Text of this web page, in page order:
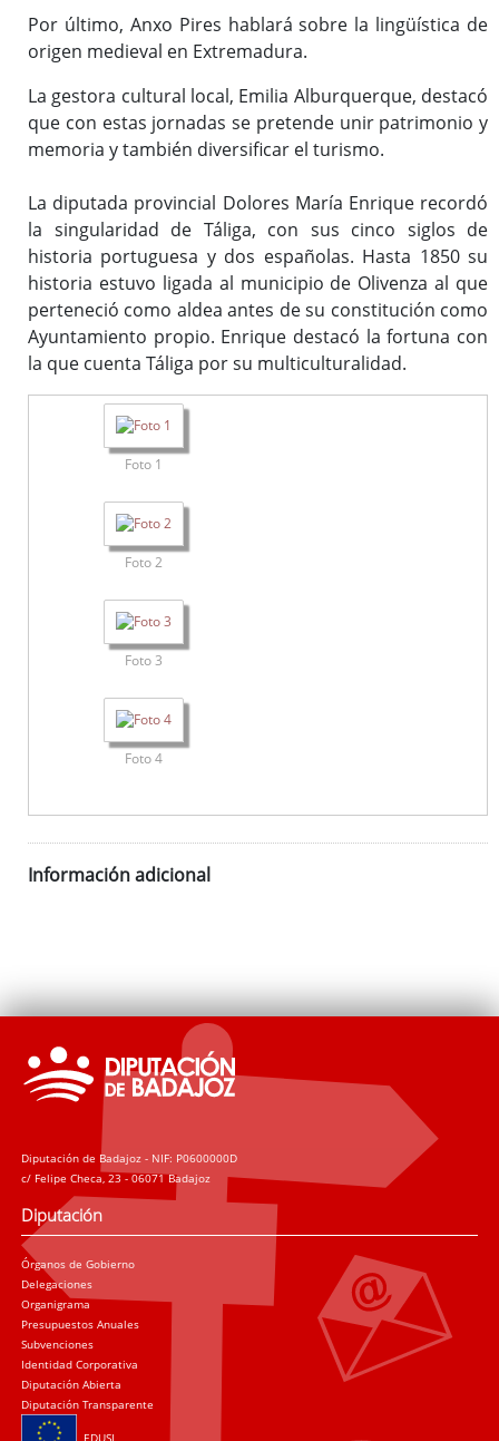
Por último, Anxo Pires hablará sobre la lingüística de
origen medieval en Extremadura.
La gestora cultural local, Emilia Alburquerque, destacó
que con estas jornadas se pretende unir patrimonio y
memoria y también diversificar el turismo.
La diputada provincial Dolores María Enrique recordó
la singularidad de Táliga, con sus cinco siglos de
historia portuguesa y dos españolas. Hasta 1850 su
historia estuvo ligada al municipio de Olivenza al que
perteneció como aldea antes de su constitución como
Ayuntamiento propio. Enrique destacó la fortuna con
la que cuenta Táliga por su multiculturalidad.
Foto 1
Foto 2
Foto 3
Foto 4
Información adicional
Diputación de Badajoz - NIF: P0600000D
c/ Felipe Checa, 23 - 06071 Badajoz
Diputación
Órganos de Gobierno
Delegaciones
Organigrama
Presupuestos Anuales
Subvenciones
Identidad Corporativa
Diputación Abierta
Diputación Transparente
EDUSI